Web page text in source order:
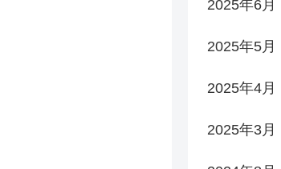
2025年6月
2025年5月
2025年4月
2025年3月